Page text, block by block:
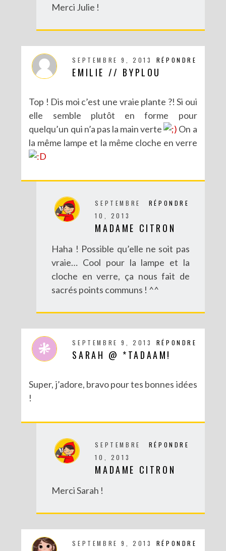
Merci Julie !
RÉPONDRE
SEPTEMBRE 9, 2013
EMILIE // BYPLOU
Top ! Dis moi c’est une vraie plante ?! Si oui
elle semble plutôt en forme pour
quelqu’un qui n’a pas la main verte
On a
la même lampe et la même cloche en verre
RÉPONDRE
SEPTEMBRE
10, 2013
MADAME CITRON
Haha ! Possible qu’elle ne soit pas
vraie… Cool pour la lampe et la
cloche en verre, ça nous fait de
sacrés points communs ! ^^
RÉPONDRE
SEPTEMBRE 9, 2013
SARAH @ *TADAAM!
Super, j’adore, bravo pour tes bonnes idées
!
RÉPONDRE
SEPTEMBRE
10, 2013
MADAME CITRON
Merci Sarah !
RÉPONDRE
SEPTEMBRE 9, 2013